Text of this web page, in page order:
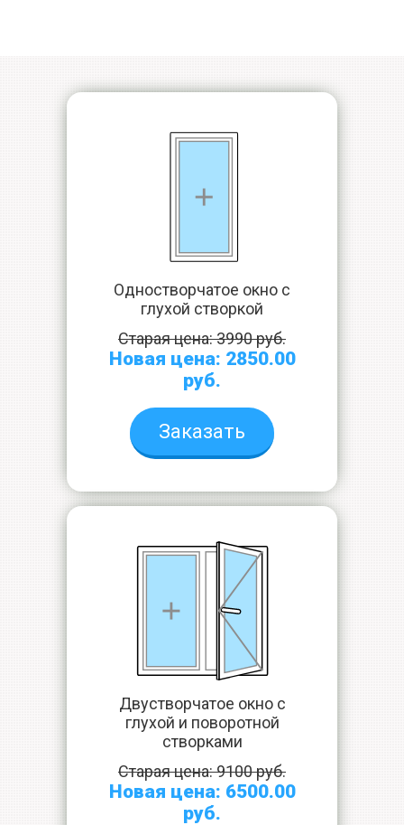
Одностворчатое окно с
глухой створкой
Старая цена: 3990 руб.
Новая цена: 2850.00
руб.
Заказать
Двустворчатое окно с
глухой и поворотной
створками
Старая цена: 9100 руб.
Новая цена: 6500.00
руб.